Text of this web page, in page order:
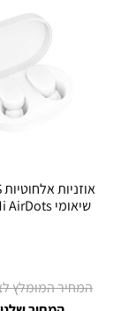
שיאומי Xiaomi Mi AirDots